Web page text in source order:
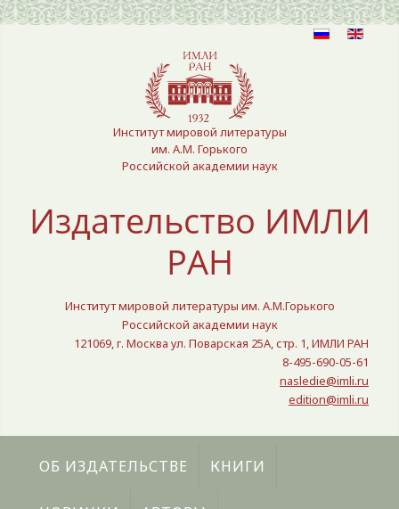
Выберите язык
Институт мировой литературы
им. А.М. Горького
Российской академии наук
Издательство ИМЛИ
РАН
Институт мировой литературы им. А.М.Горького
Российской академии наук
121069, г. Москва ул. Поварская 25A, стр. 1, ИМЛИ РАН
8-495-690-05-61
nasledie@imli.ru
edition@imli.ru
ОБ ИЗДАТЕЛЬСТВЕ КНИГИ